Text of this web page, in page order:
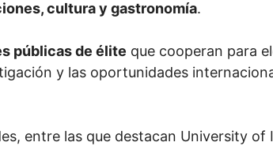
cultura y gastronomía.
públicas de élite que cooperan para
y las oportunidades
entre las que destacan University of